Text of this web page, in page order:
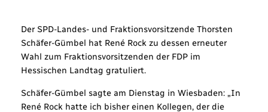
Der SPD-Landes- und Fraktionsvorsitzende Thorsten
Schäfer-Gümbel hat René Rock zu dessen erneuter
Wahl zum Fraktionsvorsitzenden der FDP im
Hessischen Landtag gratuliert.
Schäfer-Gümbel sagte am Dienstag in Wiesbaden: „In
René Rock hatte ich bisher einen Kollegen, der die